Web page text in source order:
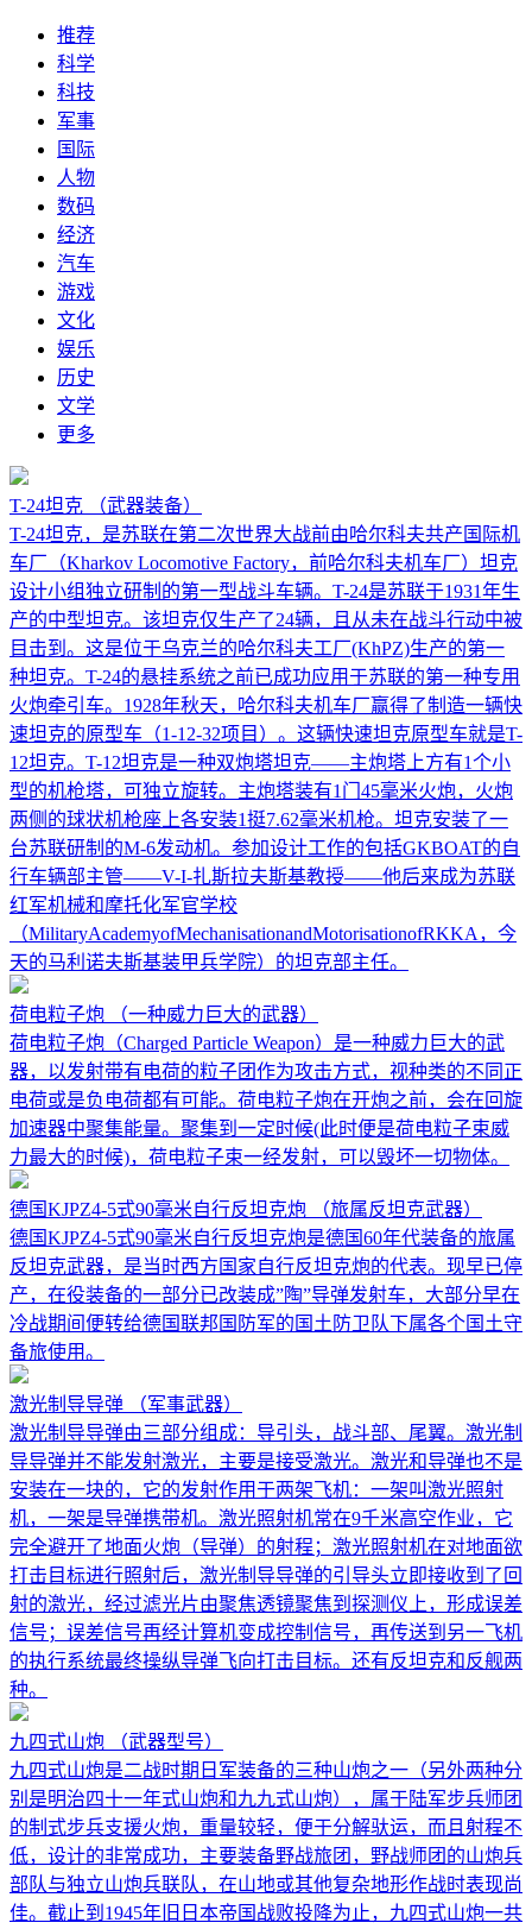
推荐
科学
科技
军事
国际
人物
数码
经济
汽车
游戏
文化
娱乐
历史
文学
更多
T-24坦克
（武器装备）
T-24坦克，是苏联在第二次世界大战前由哈尔科夫共产国际机
车厂（Kharkov Locomotive Factory，前哈尔科夫机车厂）坦克
设计小组独立研制的第一型战斗车辆。T-24是苏联于1931年生
产的中型坦克。该坦克仅生产了24辆，且从未在战斗行动中被
目击到。这是位于乌克兰的哈尔科夫工厂(KhPZ)生产的第一
种坦克。T-24的悬挂系统之前已成功应用于苏联的第一种专用
火炮牵引车。1928年秋天，哈尔科夫机车厂赢得了制造一辆快
速坦克的原型车（1-12-32项目）。这辆快速坦克原型车就是T-
12坦克。T-12坦克是一种双炮塔坦克——主炮塔上方有1个小
型的机枪塔，可独立旋转。主炮塔装有1门45毫米火炮，火炮
两侧的球状机枪座上各安装1挺7.62毫米机枪。坦克安装了一
台苏联研制的M-6发动机。参加设计工作的包括GKBOAT的自
行车辆部主管——V-I-扎斯拉夫斯基教授——他后来成为苏联
红军机械和摩托化军官学校
（MilitaryAcademyofMechanisationandMotorisationofRKKA，今
天的马利诺夫斯基装甲兵学院）的坦克部主任。
荷电粒子炮
（一种威力巨大的武器）
荷电粒子炮（Charged Particle Weapon）是一种威力巨大的武
器，以发射带有电荷的粒子团作为攻击方式，视种类的不同正
电荷或是负电荷都有可能。荷电粒子炮在开炮之前，会在回旋
加速器中聚集能量。聚集到一定时候(此时便是荷电粒子束威
力最大的时候)，荷电粒子束一经发射，可以毁坏一切物体。
德国KJPZ4-5式90毫米自行反坦克炮
（旅属反坦克武器）
德国KJPZ4-5式90毫米自行反坦克炮是德国60年代装备的旅属
反坦克武器，是当时西方国家自行反坦克炮的代表。现早已停
产，在役装备的一部分已改装成”陶”导弹发射车，大部分早在
冷战期间便转给德国联邦国防军的国土防卫队下属各个国土守
备旅使用。
激光制导导弹
（军事武器）
激光制导导弹由三部分组成：导引头，战斗部、尾翼。激光制
导导弹并不能发射激光，主要是接受激光。激光和导弹也不是
安装在一块的，它的发射作用于两架飞机：一架叫激光照射
机，一架是导弹携带机。激光照射机常在9千米高空作业，它
完全避开了地面火炮（导弹）的射程；激光照射机在对地面欲
打击目标进行照射后，激光制导导弹的引导头立即接收到了回
射的激光，经过滤光片由聚焦透镜聚焦到探测仪上，形成误差
信号；误差信号再经计算机变成控制信号，再传送到另一飞机
的执行系统最终操纵导弹飞向打击目标。还有反坦克和反舰两
种。
九四式山炮
（武器型号）
九四式山炮是二战时期日军装备的三种山炮之一（另外两种分
别是明治四十一年式山炮和九九式山炮），属于陆军步兵师团
的制式步兵支援火炮，重量较轻，便于分解驮运，而且射程不
低，设计的非常成功，主要装备野战旅团，野战师团的山炮兵
部队与独立山炮兵联队，在山地或其他复杂地形作战时表现尚
佳。截止到1945年旧日本帝国战败投降为止，九四式山炮一共